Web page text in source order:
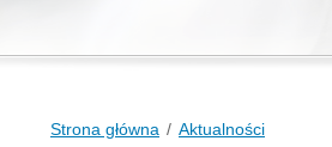
Strona główna Aktualności